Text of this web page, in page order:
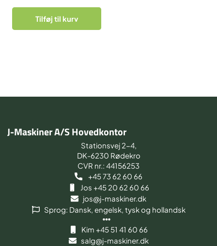
Tilføj til kurv
J-Maskiner A/S Hovedkontor
Stationsvej 2-4,
DK-6230 Rødekro
CVR nr.: 44156253
+45 73 62 60 66
Jos +45 20 62 60 66
jos@j-maskiner.dk
Sprog: Dansk, engelsk, tysk og hollandsk
Kim +45 51 41 60 66
salg@j-maskiner.dk